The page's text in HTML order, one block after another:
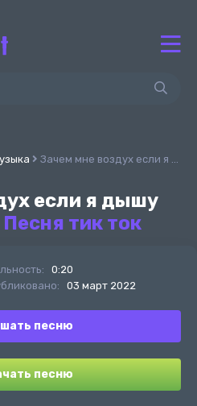
Зачем мне воздух если я дышу только тобой - Песня тик ток
если я дышу
Песня тик ток
0:20
03 март 2022
песню
песню